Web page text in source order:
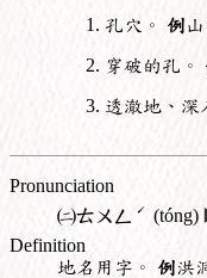
孔穴。 例
穿破的孔。
透澈地、深
Pronunciation
㈡ㄊㄨㄥ ˊ (tóng)
Definition
地名用字。 例洪